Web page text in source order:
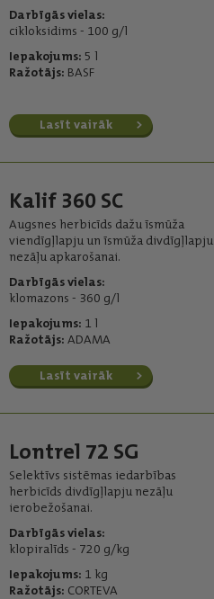
Darbīgās vielas:
cikloksidims - 100 g/l
Iepakojums: 5 l
Ražotājs: BASF
Lasīt vairāk
Kalif 360 SC
Augsnes herbicīds dažu īsmūža
viendīgļlapju un īsmūža divdīgļlapju
nezāļu apkarošanai.
Darbīgās vielas:
klomazons - 360 g/l
Iepakojums: 1 l
Ražotājs: ADAMA
Lasīt vairāk
Lontrel 72 SG
Selektīvs sistēmas iedarbības
herbicīds divdīgļlapju nezāļu
ierobežošanai.
Darbīgās vielas:
klopiralīds - 720 g/kg
Iepakojums: 1 kg
Ražotājs: CORTEVA